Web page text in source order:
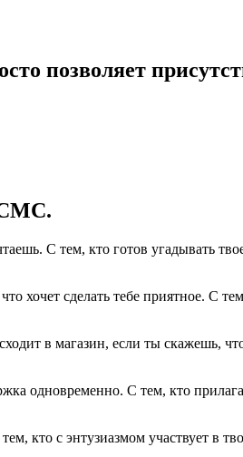
позволяет
СМС.
С тем, кто готов угадывать
хочет сделать тебе приятное. С
в магазин, если ты скажешь,
одновременно. С тем, кто
кто с энтузиазмом участвует в